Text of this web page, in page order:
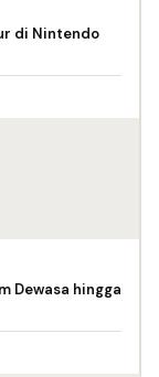
di Nintendo
Dewasa hingga